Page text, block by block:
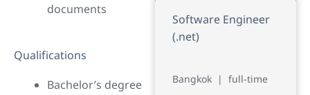
documents
Qualifications
Bachelor’s degree
Software Engineer
(.net)
Bangkok | full-time